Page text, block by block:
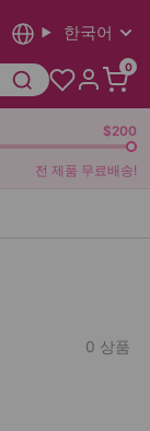
한국어
0
$200
전 제품 무료배송!
0 상품